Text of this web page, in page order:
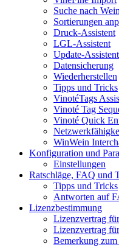
Suche nach
Sortierungen
Druck-Assistent
LGL-Assistent
Update-Assistent
Datensicherung
Wiederherstellen
Tipps und Tricks
VinotéTags
Vinoté Tag
Vinoté Quick
WinWein
Konfiguration und
Einstellungen
Ratschläge, FAQ und
Tipps und Tricks
Antworten auf
Lizenzbestimmung
Lizenzvertrag
Lizenzvertrag
Bemerkung